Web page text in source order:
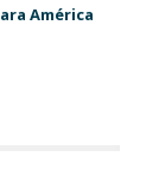
América